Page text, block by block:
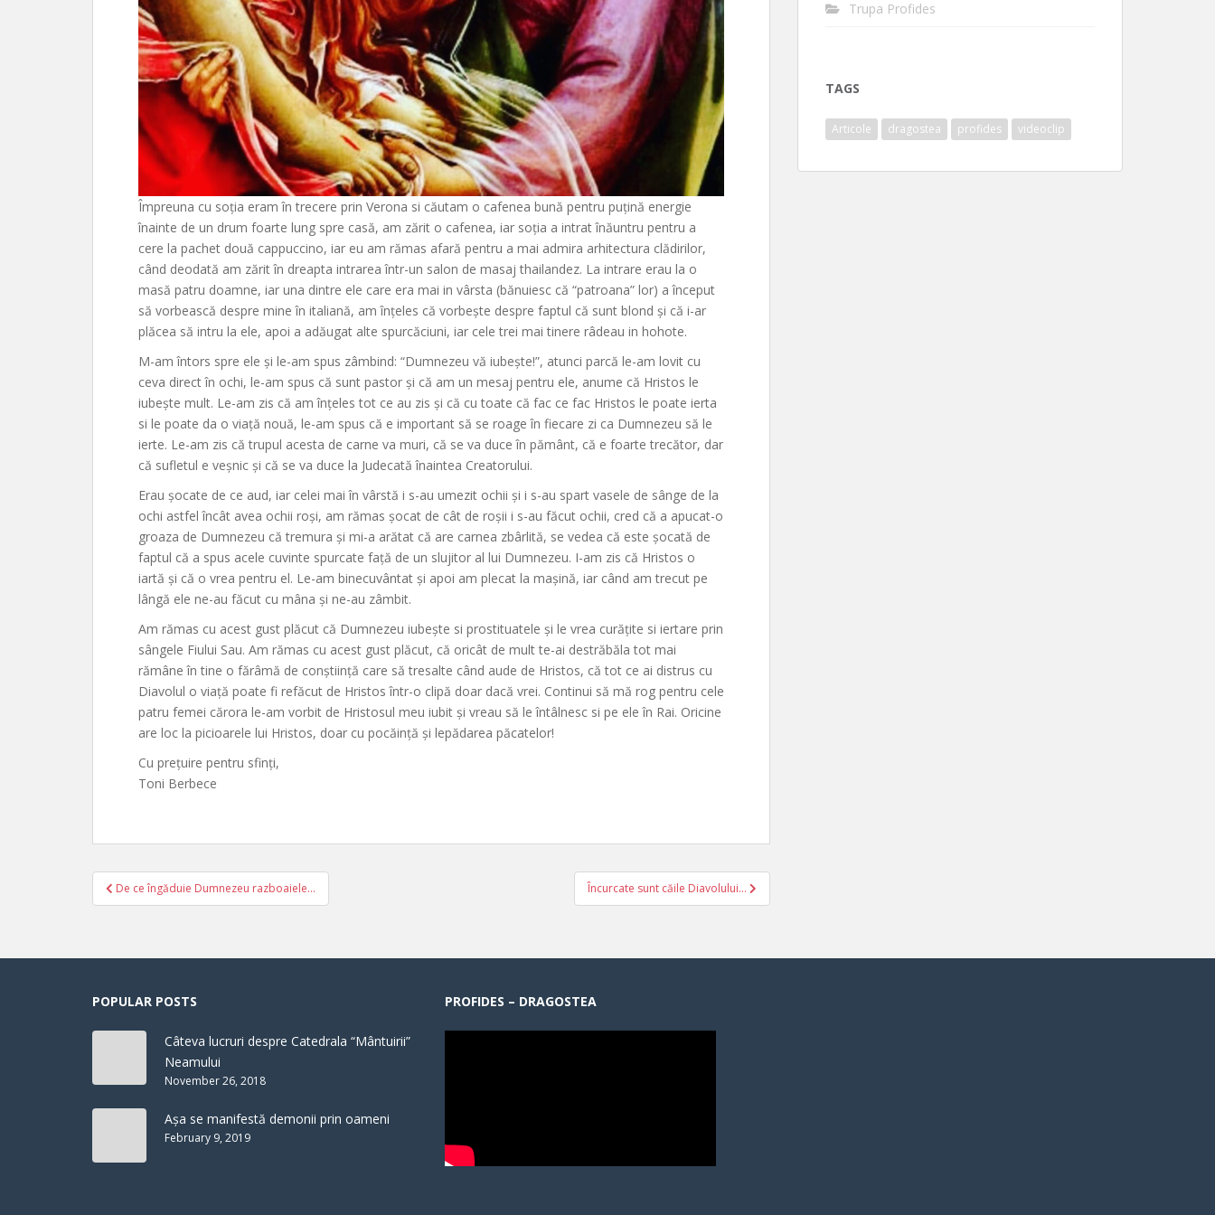
Împreuna cu soția eram în trecere prin Verona si căutam o cafenea bună pentru puțină energie
înainte de un drum foarte lung spre casă, am zărit o cafenea, iar soția a intrat înăuntru pentru a
cere la pachet două cappuccino, iar eu am rămas afară pentru a mai admira arhitectura clădirilor,
când deodată am zărit în dreapta intrarea într-un salon de masaj thailandez. La intrare erau la o
masă patru doamne, iar una dintre ele care era mai in vârsta (bănuiesc că “patroana” lor) a început
să vorbească despre mine în italiană, am înțeles că vorbește despre faptul că sunt blond și că i-ar
plăcea să intru la ele, apoi a adăugat alte spurcăciuni, iar cele trei mai tinere râdeau in hohote.
M-am întors spre ele și le-am spus zâmbind: “Dumnezeu vă iubește!”, atunci parcă le-am lovit cu
ceva direct în ochi, le-am spus că sunt pastor și că am un mesaj pentru ele, anume că Hristos le
iubește mult. Le-am zis că am înțeles tot ce au zis și că cu toate că fac ce fac Hristos le poate ierta
si le poate da o viață nouă, le-am spus că e important să se roage în fiecare zi ca Dumnezeu să le
ierte. Le-am zis că trupul acesta de carne va muri, că se va duce în pământ, că e foarte trecător, dar
că sufletul e veșnic și că se va duce la Judecată înaintea Creatorului.
Erau șocate de ce aud, iar celei mai în vârstă i s-au umezit ochii și i s-au spart vasele de sânge de la
ochi astfel încât avea ochii roși, am rămas șocat de cât de roșii i s-au făcut ochii, cred că a apucat-o
groaza de Dumnezeu că tremura și mi-a arătat că are carnea zbârlită, se vedea că este șocată de
faptul că a spus acele cuvinte spurcate față de un slujitor al lui Dumnezeu. I-am zis că Hristos o
iartă și că o vrea pentru el. Le-am binecuvântat și apoi am plecat la mașină, iar când am trecut pe
lângă ele ne-au făcut cu mâna și ne-au zâmbit.
Am rămas cu acest gust plăcut că Dumnezeu iubește si prostituatele și le vrea curățite si iertare prin
sângele Fiului Sau. Am rămas cu acest gust plăcut, că oricât de mult te-ai destrăbăla tot mai
rămâne în tine o fărâmă de conștiință care să tresalte când aude de Hristos, că tot ce ai distrus cu
Diavolul o viață poate fi refăcut de Hristos într-o clipă doar dacă vrei. Continui să mă rog pentru cele
patru femei cărora le-am vorbit de Hristosul meu iubit și vreau să le întâlnesc si pe ele în Rai. Oricine
are loc la picioarele lui Hristos, doar cu pocăință și lepădarea păcatelor!
Cu prețuire pentru sfinți,
Toni Berbece
Post
navigation
De ce îngăduie Dumnezeu razboaiele… Încurcate sunt căile Diavolului…
Trupa Profides
TAGS
Articole dragostea profides videoclip
POPULAR POSTS
Câteva lucruri despre Catedrala “Mântuirii”
Neamului
November 26, 2018
Așa se manifestă demonii prin oameni
February 9, 2019
PROFIDES – DRAGOSTEA